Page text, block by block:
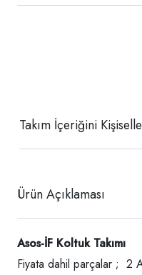
Takım İçeriğini
Ürün Açıklaması
Asos-İF Koltuk Takımı
Fiyata dahil parçalar ; 2